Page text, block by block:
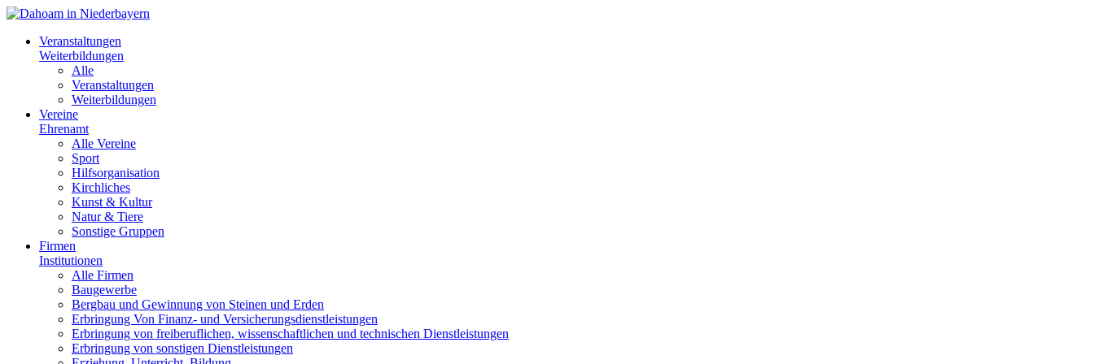
Veranstaltungen
Weiterbildungen
Alle
Veranstaltungen
Weiterbildungen
Vereine
Ehrenamt
Alle Vereine
Sport
Hilfsorganisation
Kirchliches
Kunst & Kultur
Natur & Tiere
Sonstige Gruppen
Firmen
Institutionen
Alle Firmen
Baugewerbe
Bergbau und Gewinnung von Steinen und Erden
Erbringung Von Finanz- und Versicherungsdienstleistungen
Erbringung von freiberuflichen, wissenschaftlichen und technischen Dienstleistungen
Erbringung von sonstigen Dienstleistungen